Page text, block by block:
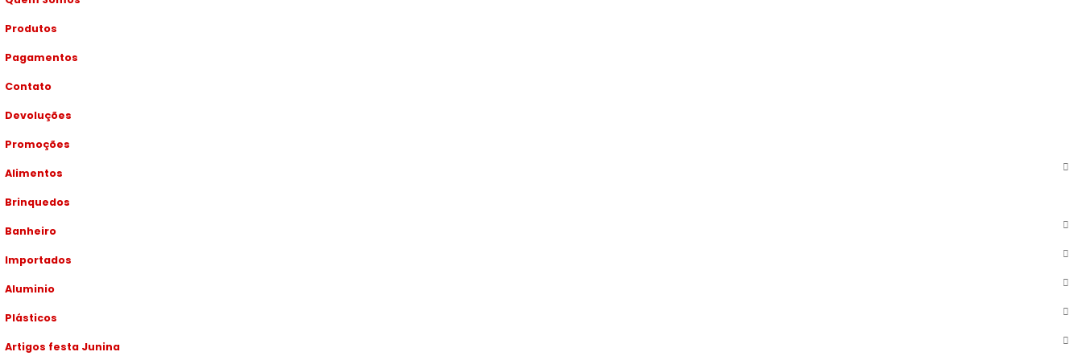
Produtos
Pagamentos
Contato
Devoluções
Promoções
Alimentos
Brinquedos
Banheiro
Importados
Aluminio
Plásticos
Artigos festa Junina